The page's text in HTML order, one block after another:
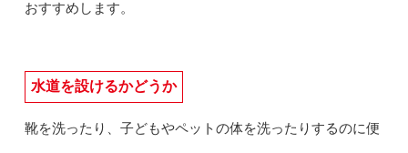
おすすめします。
水道を設けるかどうか
靴を洗ったり、子どもやペットの体を洗ったりするのに便